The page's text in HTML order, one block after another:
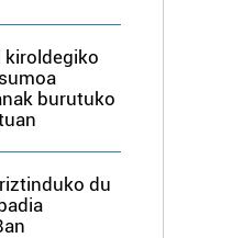
kiroldegiko
burutuko
du